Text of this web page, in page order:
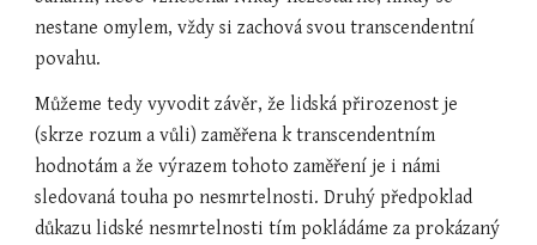
nestane omylem, vždy si zachová svou transcendentní
povahu.
Můžeme tedy vyvodit závěr, že lidská přirozenost je
(skrze rozum a vůli) zaměřena k transcendentním
hodnotám a že výrazem tohoto zaměření je i námi
sledovaná touha po nesmrtelnosti. Druhý předpoklad
důkazu lidské nesmrtelnosti tím pokládáme za prokázaný